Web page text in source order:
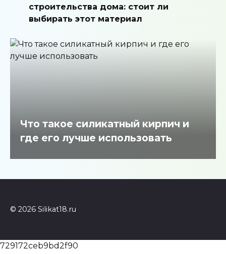
строительства дома: стоит ли
выбирать этот материал
Что такое силикатный кирпич и
где его лучше использовать
© 2026 Silikat18.ru
729172ceb9bd2f90